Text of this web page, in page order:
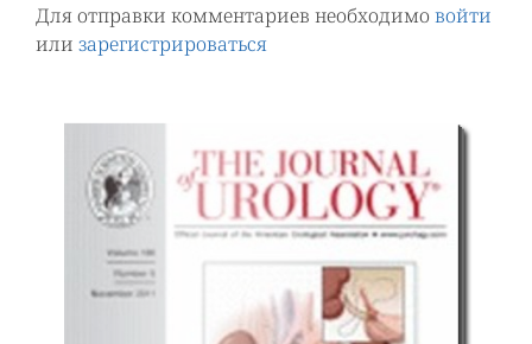
Для отправки комментариев необходимо войти
или зарегистрироваться